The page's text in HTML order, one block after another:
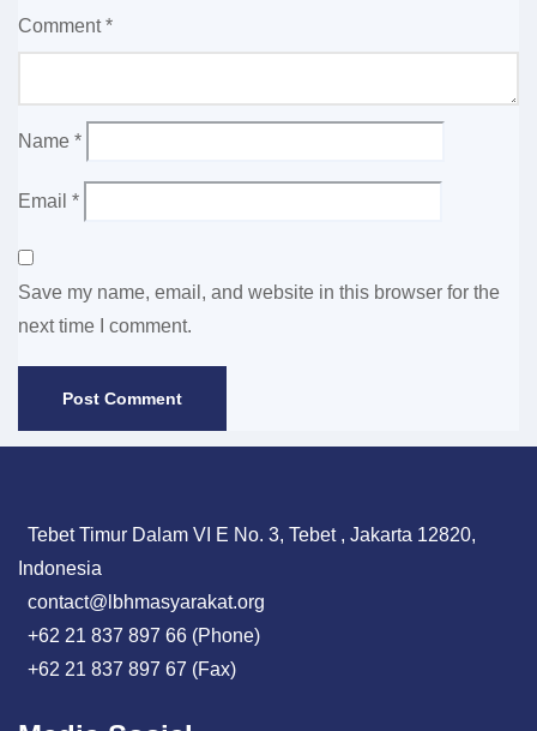
Comment*
Name *
Email *
Save my name, email, and website in this browser for the
next time I comment.
Tebet Timur Dalam VI E No. 3, Tebet , Jakarta 12820,
Indonesia
contact@lbhmasyarakat.org
+62 21 837 897 66 (Phone)
+62 21 837 897 67 (Fax)